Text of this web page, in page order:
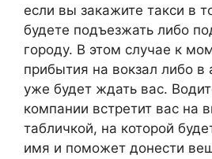
если вы закажите такси в
будете подъезжать либо
городу. В этом случае к
прибытия на вокзал либо в
уже будет ждать вас.
компании встретит вас на
табличкой, на которой
имя и поможет донести